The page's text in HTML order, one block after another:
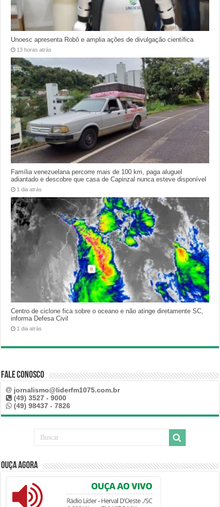
Unoesc apresenta Robô e amplia ações de divulgação científica
13 horas atrás
Família venezuelana percorre mais de 100 km, paga aluguel
adiantado e descobre que casa de Capinzal nunca esteve disponível
1 dia atrás
Centro de ciclone fica sobre o oceano e não atinge diretamente SC,
informa Defesa Civil
1 dia atrás
Fale Conosco
jornalismo@liderfm1075.com.br
(49) 3527 - 9000
(49) 98437 - 7826
Ouça Agora